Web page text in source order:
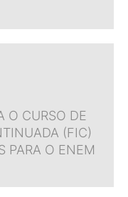
O CURSO DE
(FIC)
PARA O ENEM